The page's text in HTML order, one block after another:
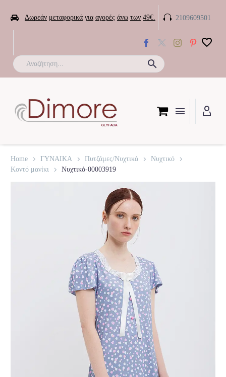
 Δωρεάν μεταφορικά για αγορές άνω των 49€. 
 2109609501
Home ΓΥΝΑΙΚΑ Πυτζάμες/Νυχτικά
Νυχτικό
Κοντό μανίκι
Νυχτικό-00003919